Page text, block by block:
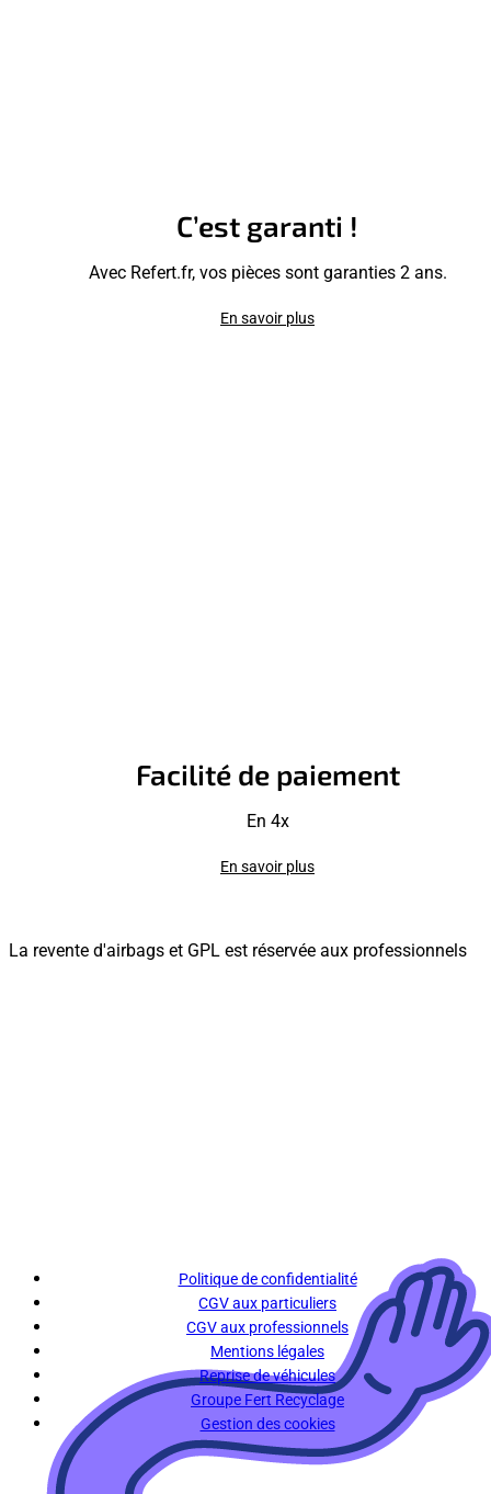
C’est garanti !
Avec Refert.fr, vos pièces sont garanties 2 ans.
En savoir plus
Facilité de paiement
En 4x
En savoir plus
La revente d'airbags et GPL est réservée aux professionnels
Politique de confidentialité
CGV aux particuliers
CGV aux professionnels
Mentions légales
Reprise de véhicules
Groupe Fert Recyclage
Gestion des cookies